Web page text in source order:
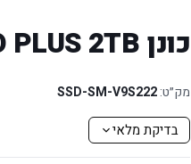
כונן Samsung 990 EVO PLUS 2TB
מק״ט:SSD-SM-V9S222
בדיקת מלאי